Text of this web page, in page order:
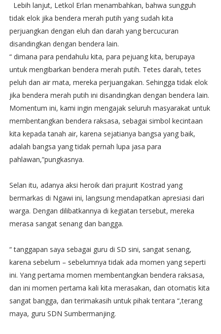
Lebih lanjut, Letkol Erlan menambahkan, bahwa sungguh
tidak elok jika bendera merah putih yang sudah kita
perjuangkan dengan eluh dan darah yang bercucuran
disandingkan dengan bendera lain.
“ dimana para pendahulu kita, para pejuang kita, berupaya
untuk mengibarkan bendera merah putih. Tetes darah, tetes
peluh dan air mata, mereka perjuangakan. Sehingga tidak elok
jika bendera merah putih ini disandingkan dengan bendera lain.
Momentum ini, kami ingin mengajak seluruh masyarakat untuk
membentangkan bendera raksasa, sebagai simbol kecintaan
kita kepada tanah air, karena sejatianya bangsa yang baik,
adalah bangsa yang tidak pernah lupa jasa para
pahlawan,”pungkasnya.
Selan itu, adanya aksi heroik dari prajurit Kostrad yang
bermarkas di Ngawi ini, langsung mendapatkan apresiasi dari
warga. Dengan dilibatkannya di kegiatan tersebut, mereka
merasa sangat senang dan bangga.
“ tanggapan saya sebagai guru di SD sini, sangat senang,
karena sebelum – sebelumnya tidak ada momen yang seperti
ini. Yang pertama momen membentangkan bendera raksasa,
dan ini momen pertama kali kita merasakan, dan otomatis kita
sangat bangga, dan terimakasih untuk pihak tentara “,terang
maya, guru SDN Sumbermanjing.